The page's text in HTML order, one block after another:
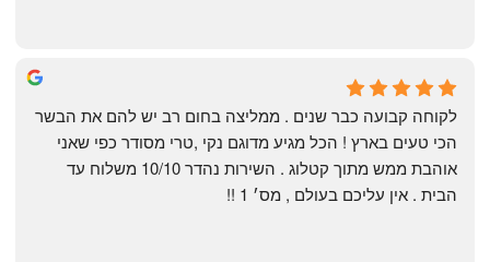
Shahaf Bendarker
6 months ago
הבית . אין עליכם בעולם , מס׳ 1 !!